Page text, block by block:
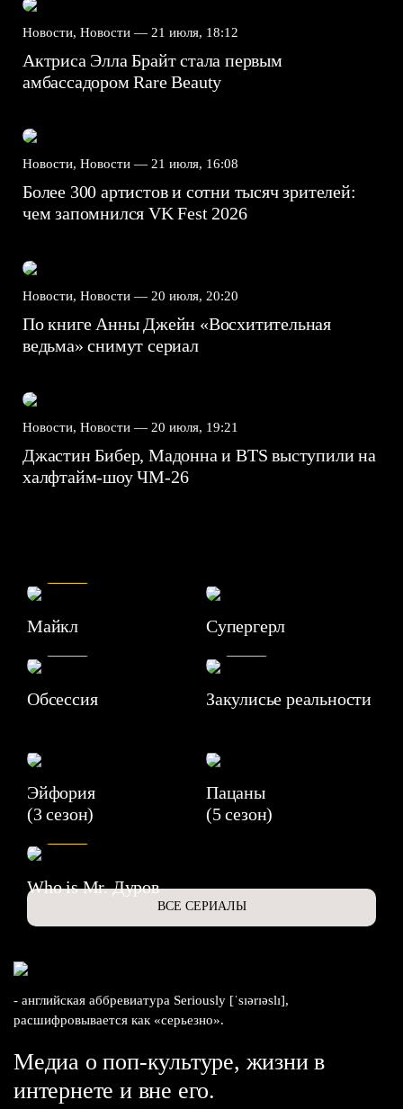
Новости, Новости — 21 июля, 18:12
Актриса Элла Брайт стала первым
амбассадором Rare Beauty
Новости, Новости — 21 июля, 16:08
Более 300 артистов и сотни тысяч зрителей:
чем запомнился VK Fest 2026
Новости, Новости — 20 июля, 20:20
По книге Анны Джейн «Восхитительная
ведьма» снимут сериал
Новости, Новости — 20 июля, 19:21
Джастин Бибер, Мадонна и BTS выступили на
халфтайм-шоу ЧМ-26
Майкл Супергерл
Обсессия
7.1
Закулисье реальности
Эйфория
(3 сезон)
Пацаны
(5 сезон)
Who is Mr. Дуров
ВСЕ СЕРИАЛЫ
- английская аббревиатура Seriously [ˈsɪərɪəslɪ],
расшифровывается как «серьезно».
Медиа о поп-культуре, жизни в
интернете и вне его.